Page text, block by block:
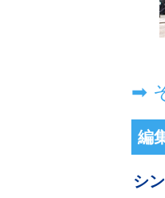
➡
編
シ